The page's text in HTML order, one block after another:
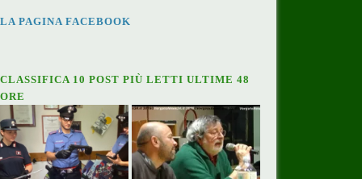
LA PAGINA FACEBOOK
CLASSIFICA 10 POST PIÙ LETTI ULTIME 48
ORE